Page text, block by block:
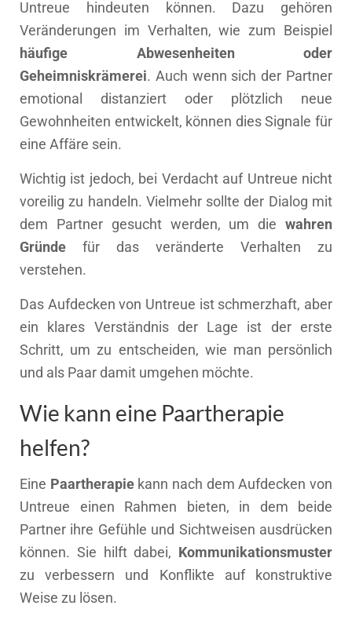
Untreue hindeuten können. Dazu gehören
Veränderungen im Verhalten, wie zum Beispiel
häufige Abwesenheiten oder
Geheimniskrämerei. Auch wenn sich der Partner
emotional distanziert oder plötzlich neue
Gewohnheiten entwickelt, können dies Signale für
eine Affäre sein.
Wichtig ist jedoch, bei Verdacht auf Untreue nicht
voreilig zu handeln. Vielmehr sollte der Dialog mit
dem Partner gesucht werden, um die wahren
Gründe für das veränderte Verhalten zu
verstehen.
Das Aufdecken von Untreue ist schmerzhaft, aber
ein klares Verständnis der Lage ist der erste
Schritt, um zu entscheiden, wie man persönlich
und als Paar damit umgehen möchte.
Wie kann eine Paartherapie
helfen?
Eine Paartherapiekann nach dem Aufdecken von
Untreue einen Rahmen bieten, in dem beide
Partner ihre Gefühle und Sichtweisen ausdrücken
können. Sie hilft dabei, Kommunikationsmuster
zu verbessern und Konflikte auf konstruktive
Weise zu lösen.